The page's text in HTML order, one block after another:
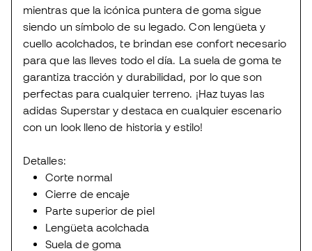
mientras que la icónica puntera de goma sigue
siendo un símbolo de su legado. Con lengüeta y
cuello acolchados, te brindan ese confort necesario
para que las lleves todo el día. La suela de goma te
garantiza tracción y durabilidad, por lo que son
perfectas para cualquier terreno. ¡Haz tuyas las
adidas Superstar y destaca en cualquier escenario
con un look lleno de historia y estilo!
Detalles:
Corte normal
Cierre de encaje
Parte superior de piel
Lengüeta acolchada
Suela de goma